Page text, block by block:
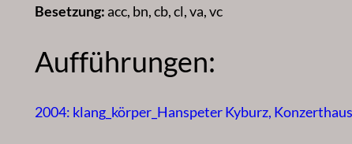
Besetzung:acc, bn, cb, cl, va, vc
Aufführungen:
2004: klang_körper_Hanspeter Kyburz,